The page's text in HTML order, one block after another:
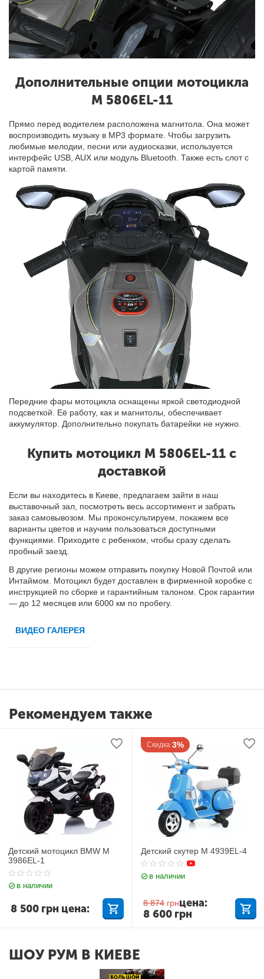
Дополнительные опции мотоцикла
M 5806EL-11
Прямо перед водителем расположена магнитола. Она может
воспроизводить музыку в MP3 формате. Чтобы загрузить
любимые мелодии, песни или аудиосказки, используется
интерфейс USB, AUX или модуль Bluetooth. Также есть слот с
картой памяти.
Передние фары мотоцикла оснащены яркой светодиодной
подсветкой. Её работу, как и магнитолы, обеспечивает
аккумулятор. Дополнительно покупать батарейки не нужно.
Купить мотоцикл M 5806EL-11 с
доставкой
Если вы находитесь в Киеве, предлагаем зайти в наш
выставочный зал, посмотреть весь ассортимент и забрать
заказ самовывозом. Мы проконсультируем, покажем все
варианты цветов и научим пользоваться доступными
функциями. Приходите с ребенком, чтобы сразу сделать
пробный заезд.
В другие регионы можем отправить покупку Новой Почтой или
Интаймом. Мотоцикл будет доставлен в фирменной коробке с
инструкцией по сборке и гарантийным талоном. Срок гарантии
— до 12 месяцев или 6000 км по пробегу.
ВИДЕО ГАЛЕРЕЯ
Рекомендуем также
Детский мотоцикл BMW M
3986EL-1
в наличии
8 500 грн цена:
Скидка 3%
Детский скутер M 4939EL-4
в наличии
8 874 грн
8 600 грн
цена:
ШОУ РУМ В КИЕВЕ